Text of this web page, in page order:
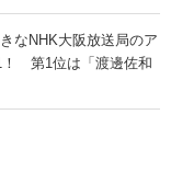
なNHK大阪放送局のア
！ 第1位は「渡邊佐和